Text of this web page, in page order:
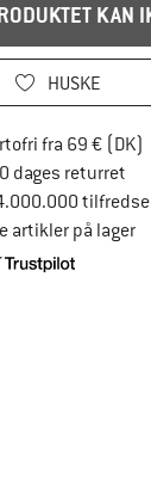
KAN
HUSKE
fra 69 € (DK)
dages returret
artikler på lager
Vi er